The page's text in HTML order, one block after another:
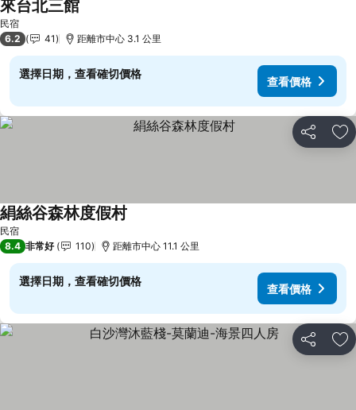
民宿
來台北三館
6.2 41 距離市中心 3.1 公里
選擇日期，查看確切價格
查看價格
分享 加
民宿
絹絲谷森林度假村
8.4 非常好 110 距離市中心 11.1 公里
選擇日期，查看確切價格
查看價格
分享 加